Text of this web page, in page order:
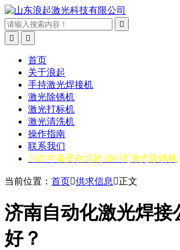



首页
关于浪起
手持激光焊接机
激光除锈机
激光打标机
激光清洗机
操作指南
联系我们
2025年很受欢迎的3000瓦激光除锈机
当前位置： 首页供求信息 正文
济南自动化激光焊接
好？